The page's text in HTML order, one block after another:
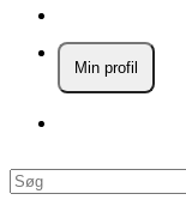
Min profil